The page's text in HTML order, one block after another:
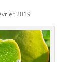
2019